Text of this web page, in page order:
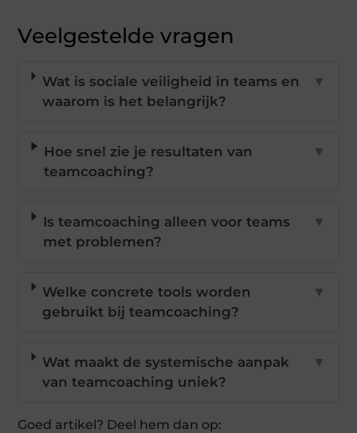
Veelgestelde vragen
Wat is sociale veiligheid in teams en
waarom is het belangrijk?
▼
Hoe snel zie je resultaten van
teamcoaching?
▼
Is teamcoaching alleen voor teams
met problemen?
▼
Welke concrete tools worden
gebruikt bij teamcoaching?
▼
Wat maakt de systemische aanpak
van teamcoaching uniek?
▼
Goed artikel? Deel hem dan op: